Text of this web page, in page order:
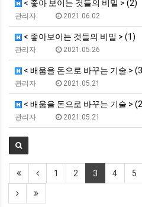
< 좋아 보이는 것들의 비밀 > (2)
관리자 2021.06.02
< 좋아보이는 것들의 비밀 > (1)
관리자 2021.05.26
< 배움을 돈으로 바꾸는 기술 >
관리자 2021.05.21
< 배움을 돈으로 바꾸는 기술 >
관리자 2021.05.21
1 2 3 4 5